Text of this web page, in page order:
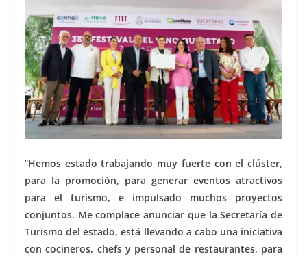
“Hemos estado trabajando muy fuerte con el clúster,
para la promoción, para generar eventos atractivos
para el turismo, e impulsado muchos proyectos
conjuntos. Me complace anunciar que la Secretaría de
Turismo del estado, está llevando a cabo una iniciativa
con cocineros, chefs y personal de restaurantes, para